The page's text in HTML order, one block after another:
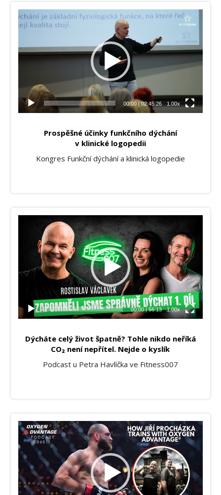
Video
přehrávač
00:00|02:45:26 1.00x
Prospěšné účinky funkčního dýchání
v klinické logopedii
Kongres Funkční dýchání a klinická logopedie
přehrávač
00:00| 56:13 1.00x
Dýcháte celý život špatně? Tohle nikdo neříká
CO₂ není nepřítel. Nejde o kyslík
Podcast u Petra Havlíčka ve Fitness007
Video
přehrávač